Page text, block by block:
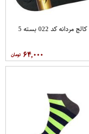
جوراب کالج مردانه کد 022 بسته 5
۶۴,۰۰۰